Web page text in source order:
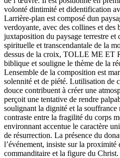
volonté dintimité et didentification
Larrière-plan est composé dun
verdoyante, avec des collines et des
juxtaposition du paysage terrestre et
spirituelle et transcendantale de la
dessus de la croix, TOLLE ME ET
biblique et souligne le thème de la
Lensemble de la composition est
solennité et de piété. Lutilisation de
douce contribuent à créer une
perçoit une tentative de rendre
soulignant la dignité et la
contraste entre la fragilité du corps
environnant accentue le caractère
de résurrection. La présence du
l’événement, insiste sur la proximité
commanditaire et la figure du Christ.